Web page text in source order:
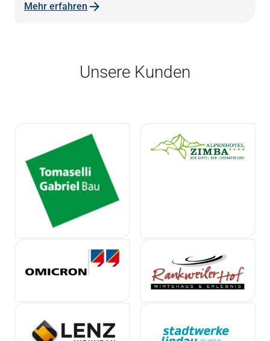
Mehr erfahren
Unsere Kunden